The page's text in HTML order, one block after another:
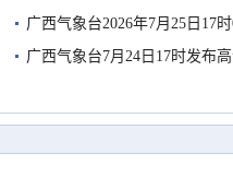
广西气象台2026年7月25日17
预警
广西气象台7月24日17时发布